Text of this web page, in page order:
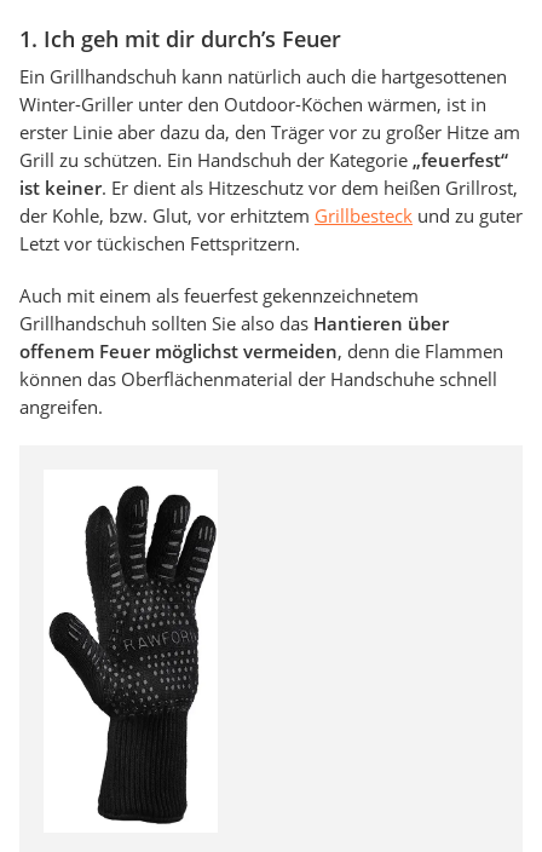
1. Ich geh mit dir durch’s Feuer
Ein Grillhandschuh kann natürlich auch die hartgesottenen
Winter-Griller unter den Outdoor-Köchen wärmen, ist in
erster Linie aber dazu da, den Träger vor zu großer Hitze am
Grill zu schützen. Ein Handschuh der Kategorie „feuerfest“
ist keiner. Er dient als Hitzeschutz vor dem heißen Grillrost,
der Kohle, bzw. Glut, vor erhitztem Grillbesteck und zu guter
Letzt vor tückischen Fettspritzern.
Auch mit einem als feuerfest gekennzeichnetem
Grillhandschuh sollten Sie also das Hantieren über
offenem Feuer möglichst vermeiden, denn die Flammen
können das Oberflächenmaterial der Handschuhe schnell
angreifen.